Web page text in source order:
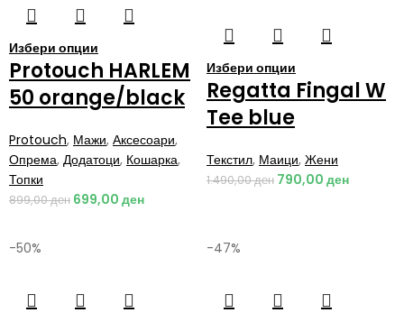
Избери опции
Protouch HARLEM
50 orange/black
Protouch, Мажи, Аксесоари,
Опрема, Додатоци, Кошарка,
Топки
899,00ден 699,00 ден
Избери опции
Regatta Fingal W
Tee blue
Текстил, Маици, Жени
1.490,00ден 790,00 ден
-50% -47%